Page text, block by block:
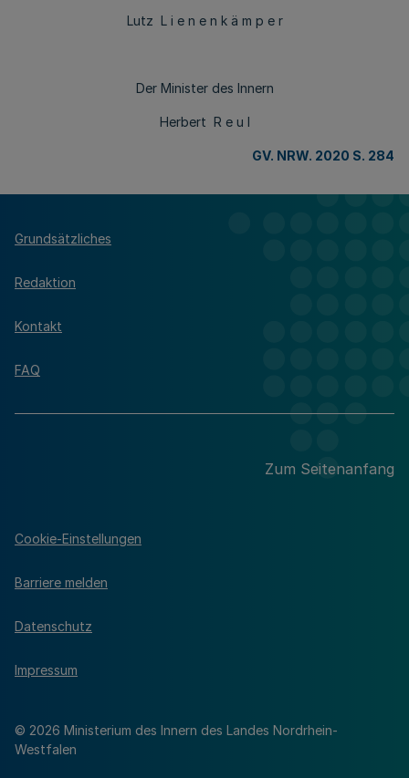
Lutz L i e n e n k ä m p e r
Der Minister des Innern
Herbert R e u l
GV. NRW. 2020 S. 284
Grundsätzliches
Redaktion
Kontakt
FAQ
Zum Seitenanfang
© 2026 Ministerium des Innern des Landes Nordrhein-
Westfalen
Cookie-Einstellungen
Barriere melden
Datenschutz
Impressum